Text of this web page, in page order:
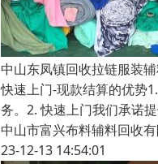
中山东凤镇回收拉链服装
快速上门-现款结算的优势
务。2. 快速上门我们承诺
中山市富兴布料辅料回收
23-12-13 14:54:01